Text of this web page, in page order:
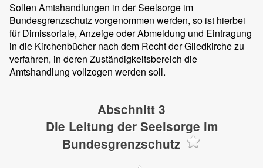
Sollen Amtshandlungen in der Seelsorge im
Bundesgrenzschutz vorgenommen werden, so ist hierbei
für Dimissoriale, Anzeige oder Abmeldung und Eintragung
in die Kirchenbücher nach dem Recht der Gliedkirche zu
verfahren, in deren Zuständigkeitsbereich die
Amtshandlung vollzogen werden soll.
Abschnitt 3
Die Leitung der Seelsorge im
Bundesgrenzschutz